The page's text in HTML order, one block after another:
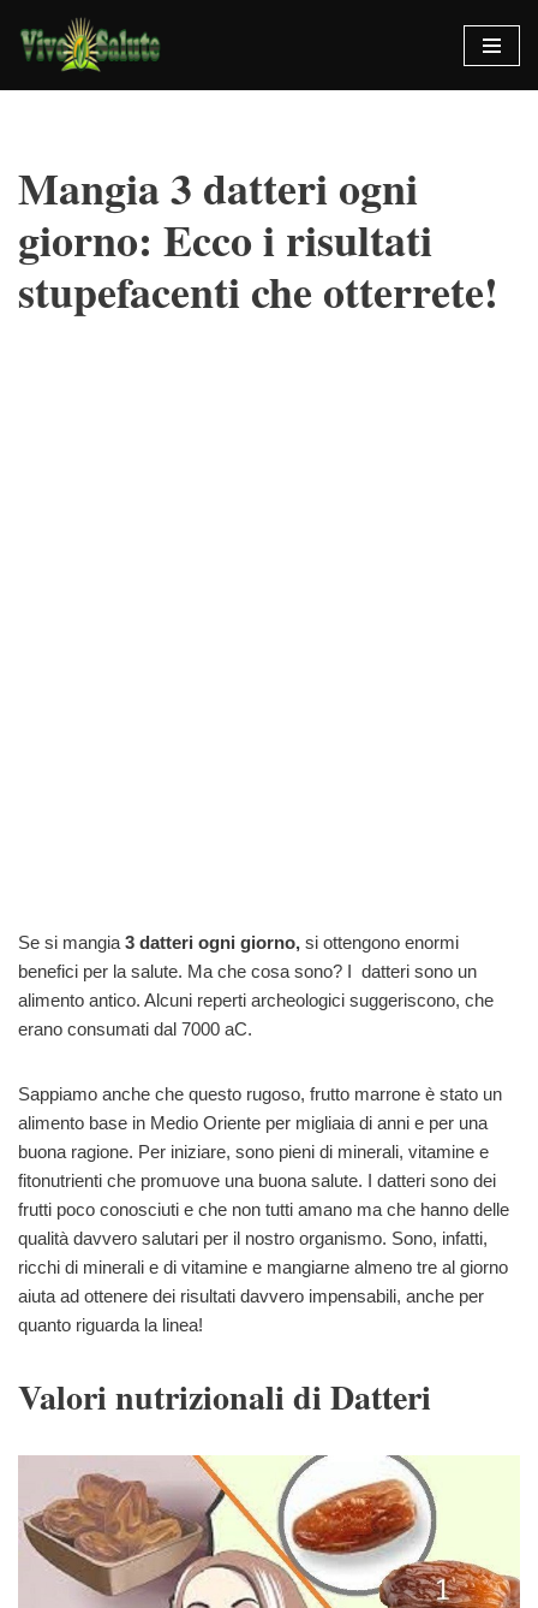
Vai
al
Mangia 3 datteri ogni
giorno: Ecco i risultati
stupefacenti che otterrete!
Se si mangia 3 datteri ogni giorno, si ottengono enormi
benefici per la salute. Ma che cosa sono? I datteri sono un
alimento antico. Alcuni reperti archeologici suggeriscono, che
erano consumati dal 7000 aC.
Sappiamo anche che questo rugoso, frutto marrone è stato un
alimento base in Medio Oriente per migliaia di anni e per una
buona ragione. Per iniziare, sono pieni di minerali, vitamine e
fitonutrienti che promuove una buona salute. I datteri sono dei
frutti poco conosciuti e che non tutti amano ma che hanno delle
qualità davvero salutari per il nostro organismo. Sono, infatti,
ricchi di minerali e di vitamine e mangiarne almeno tre al giorno
aiuta ad ottenere dei risultati davvero impensabili, anche per
quanto riguarda la linea!
Valori nutrizionali di Datteri